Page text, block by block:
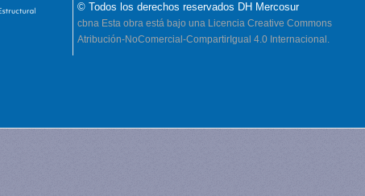
© Todos los derechos reservados DH Mercosur
cbna Esta obra está bajo una Licencia Creative Commons
Atribución-NoComercial-CompartirIgual 4.0 Internacional.